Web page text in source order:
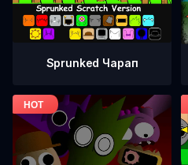
Sprunked Чарап